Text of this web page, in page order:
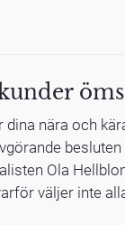
nära och
Ola
väljer inte